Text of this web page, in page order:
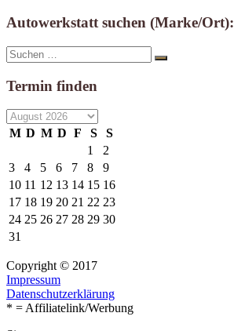
Autowerkstatt suchen (Marke/Ort):
Suche
nach:
Suchen
Termin finden
M D M D F S
S
1
2
3
4 5 6 7 8
9
10 11 12 13 14 15 16
17 18 19 20 21 22 23
24 25 26 27 28 29 30
31
Copyright © 2017
Impressum
Datenschutzerklärung
* = Affiliatelink/Werbung